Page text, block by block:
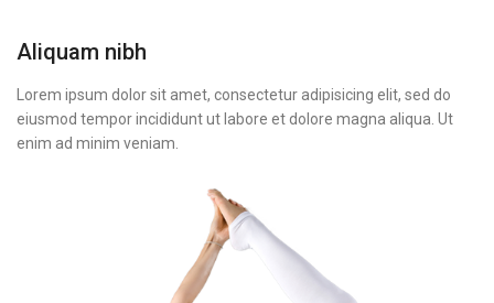
Aliquam nibh
Lorem ipsum dolor sit amet, consectetur adipisicing elit, sed do
eiusmod tempor incididunt ut labore et dolore magna aliqua. Ut
enim ad minim veniam.